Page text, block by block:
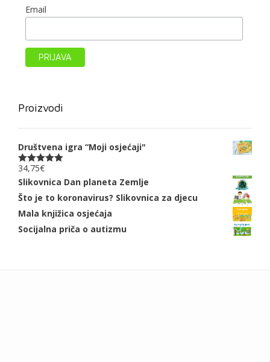
Email
Proizvodi
Društvena igra “Moji osjećaji"
Ocjenjeno
5.00
od 5
34,75€
Slikovnica Dan planeta Zemlje
Što je to koronavirus? Slikovnica za djecu
Mala knjižica osjećaja
Socijalna priča o autizmu